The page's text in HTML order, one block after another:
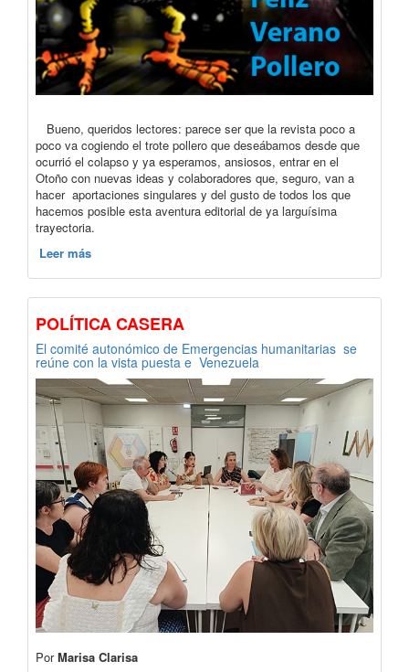
Bueno, queridos lectores: parece ser que la revista poco a
poco va cogiendo el trote pollero que deseábamos desde que
ocurrió el colapso y ya esperamos, ansiosos, entrar en el
Otoño con nuevas ideas y colaboradores que, seguro, van a
hacer aportaciones singulares y del gusto de todos los que
hacemos posible esta aventura editorial de ya larguísima
trayectoria.
Leer más
POLÍTICA CASERA
El comité autonómico de Emergencias humanitarias se
reúne con la vista puesta e Venezuela
PorMarisa Clarisa